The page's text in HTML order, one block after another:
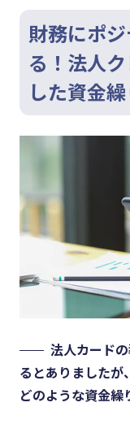
財務にポ
る！法人
した資金
法人カード
るとありましたが
どのような資金繰